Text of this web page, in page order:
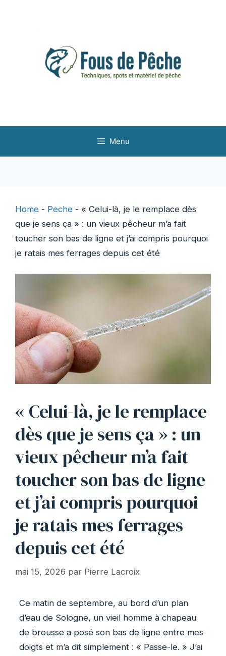
Menu
Home - Peche - « Celui-là, je le remplace dès
que je sens ça » : un vieux pêcheur m’a fait
toucher son bas de ligne et j’ai compris pourquoi
je ratais mes ferrages depuis cet été
« Celui-là, je le remplace
dès que je sens ça » : un
vieux pêcheur m’a fait
toucher son bas de ligne
et j’ai compris pourquoi
je ratais mes ferrages
depuis cet été
mai 15, 2026 par Pierre Lacroix
Ce matin de septembre, au bord d’un plan
d’eau de Sologne, un vieil homme à chapeau
de brousse a posé son bas de ligne entre mes
doigts et m’a dit simplement : « Passe-le. » J’ai